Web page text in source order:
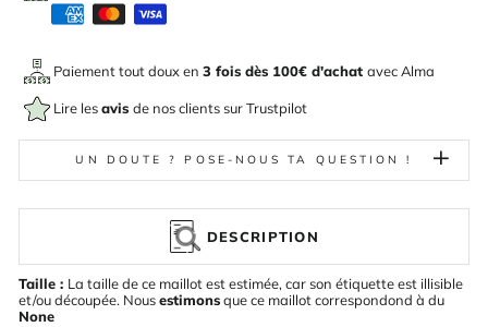
Paiement tout doux en 3 fois dès 100€ d'achat avecAlma
Lire lesavis de nos clients sur Trustpilot
UN DOUTE ? POSE-NOUS TA QUESTION !
DESCRIPTION
Taille : La taille de ce maillot est estimée, car son étiquette est illisible
et/ou découpée. Nousestimonsque ce maillot correspondond à du
None